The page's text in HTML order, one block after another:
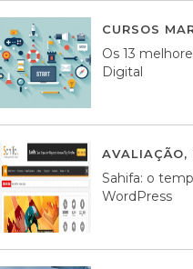
CURSOS
Os 13
Digital
AVALIAÇÃO,
Sahifa: o
WordPress